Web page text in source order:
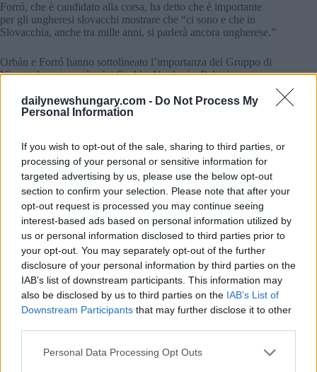
dailynewshungary.com - Do Not Process My
Personal Information
If you wish to opt-out of the sale, sharing to third parties, or
processing of your personal or sensitive information for
targeted advertising by us, please use the below opt-out
section to confirm your selection. Please note that after your
opt-out request is processed you may continue seeing
interest-based ads based on personal information utilized by
us or personal information disclosed to third parties prior to
your opt-out. You may separately opt-out of the further
disclosure of your personal information by third parties on the
IAB’s list of downstream participants. This information may
also be disclosed by us to third parties on the IAB’s List of
Downstream Participants that may further disclose it to other
Please note that this website/app uses one or more Google
Personal Data Processing Opt Outs
Forró, che è candidato alla corsa, ha detto che è importante
per gli ungheresi slovacchi mostrare che “ci sono e che in
Slovacchia, anche tra mille anni, si parlerà ancora ungherese.”
Orbán e Forró hanno sottolineato l’importanza del Gruppo di
Visegrad, sostenendo che Cechia, Ungheria, Polonia e
possono ottenere di più insieme”.
gridato al primo ministro Orbán a causa dell’adesione
della Svezia alla NATO?
Hanno chiesto un cessate il fuoco e colloqui di pace in
Ucraina, e hanno preso posizione contro l’invio di armi o
truppe in Ucraina, “che è diametralmente opposto agli
interessi ungheresi.”
Come abbiamo scritto la settimana scorsa,Il presidente della
Camera slovacca Pellegrini tiene colloqui a Budapest.
leggi anche:
(Hungarian-Slovak border bridge)dettagli QUI